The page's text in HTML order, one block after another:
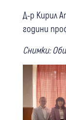
Д-р Кирил
години
Снимки: